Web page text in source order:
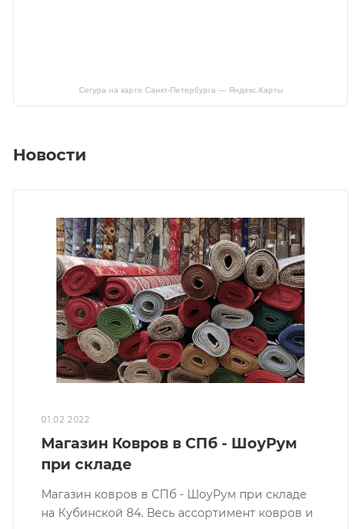
Сегура на карте Санкт‑Петербурга — Яндекс.Карты
Новости
01.02.2022
Магазин Ковров в СПб - ШоуРум
при складе
Магазин ковров в СПб - ШоуРум при складе
на Кубинской 84. Весь ассортимент ковров и